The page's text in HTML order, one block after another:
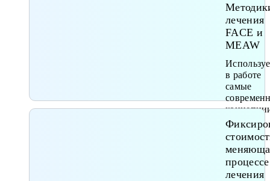
лечения
FACE и
MEAW
в работе
самые
лечения
процессе
лечения